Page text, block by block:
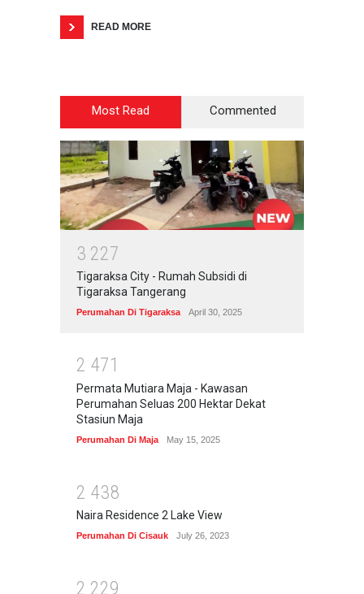
READ MORE
Most Read Commented
3 227
Tigaraksa City - Rumah Subsidi di
Tigaraksa Tangerang
Perumahan Di Tigaraksa April 30, 2025
2 471
Permata Mutiara Maja - Kawasan
Perumahan Seluas 200 Hektar Dekat
Stasiun Maja
Perumahan Di Maja May 15, 2025
2 438
Naira Residence 2 Lake View
Perumahan Di Cisauk July 26, 2023
2 229